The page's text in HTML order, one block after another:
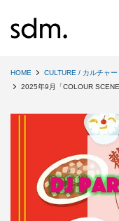
HOME CULTURE / カルチャー
2025年9月「COLOUR